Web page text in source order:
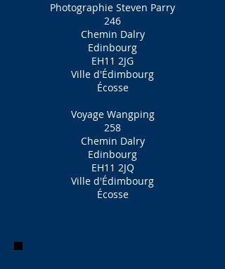
Photographie Steven Parry
246
Chemin Dalry
Edinbourg
EH11 2JG
Ville d'Édimbourg
Écosse
Voyage Wangping
258
Chemin Dalry
Edinbourg
EH11 2JQ
Ville d'Édimbourg
Écosse